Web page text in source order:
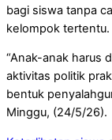
bagi siswa tanpa
kelompok tertentu.
“Anak-anak harus
aktivitas politik
bentuk
Minggu, (24/5/26).